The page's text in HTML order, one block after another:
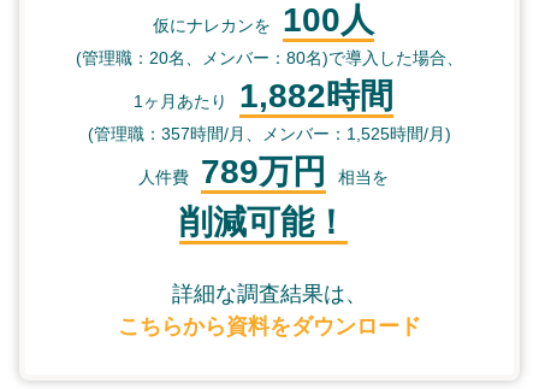
仮にナレカンを 100人
(管理職：20名、メンバー：80名)で導入した場合、
1ヶ月あたり 1,882時間
(管理職：357時間/月、メンバー：1,525時間/月)
人件費 789万円 相当を
削減可能！
詳細な調査結果は、
こちらから資料をダウンロード